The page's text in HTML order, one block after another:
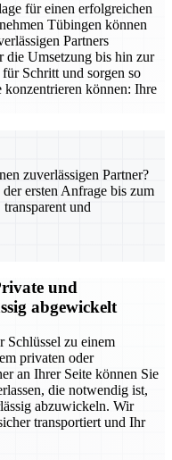
für einen erfolgreichen
Tübingen können
Partners
die Umsetzung bis hin zur
Schritt und sorgen so
konzentrieren können: Ihre
zuverlässigen Partner?
ersten Anfrage bis zum
und
und
abgewickelt
Schlüssel zu einem
privaten oder
an Ihrer Seite können Sie
die notwendig ist,
abzuwickeln. Wir
transportiert und Ihr